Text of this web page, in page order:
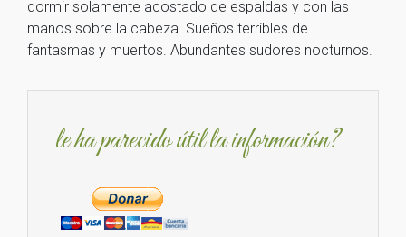
dormir solamente acostado de espaldas y con las
manos sobre la cabeza. Sueños terribles de
fantasmas y muertos. Abundantes sudores nocturnos.
le ha parecido útil la información?